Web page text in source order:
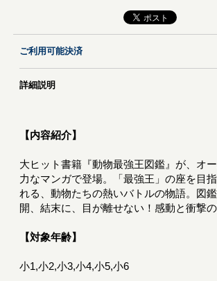
ご利用可能決済
詳細説明
【内容紹介】
大ヒット書籍『動物最強王図鑑』が、オ
力なマンガで登場。「最強王」の座を目
れる、動物たちの熱いバトルの物語。図
開、結末に、目が離せない！感動と衝撃の
【対象年齢】
小1,小2,小3,小4,小5,小6